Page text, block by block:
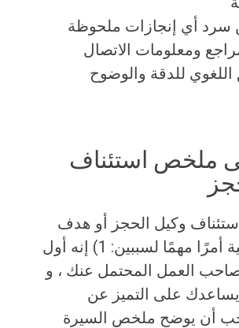
سرد أي إنجازات ملحوظة
ومعلومات الاتصال
اللغوي للدقة والوضوح
ملخص استئناف
وكيل الحجز أو هدف
السيرة الذاتية أمرًا مهمًا لسببين: 1) إنه أول
العمل المحتمل عنك ، و
على التميز عن
أن يوضح ملخص السيرة